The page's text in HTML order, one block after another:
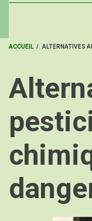
D'ARIANE
ACCUEIL / ALTERNATIVES